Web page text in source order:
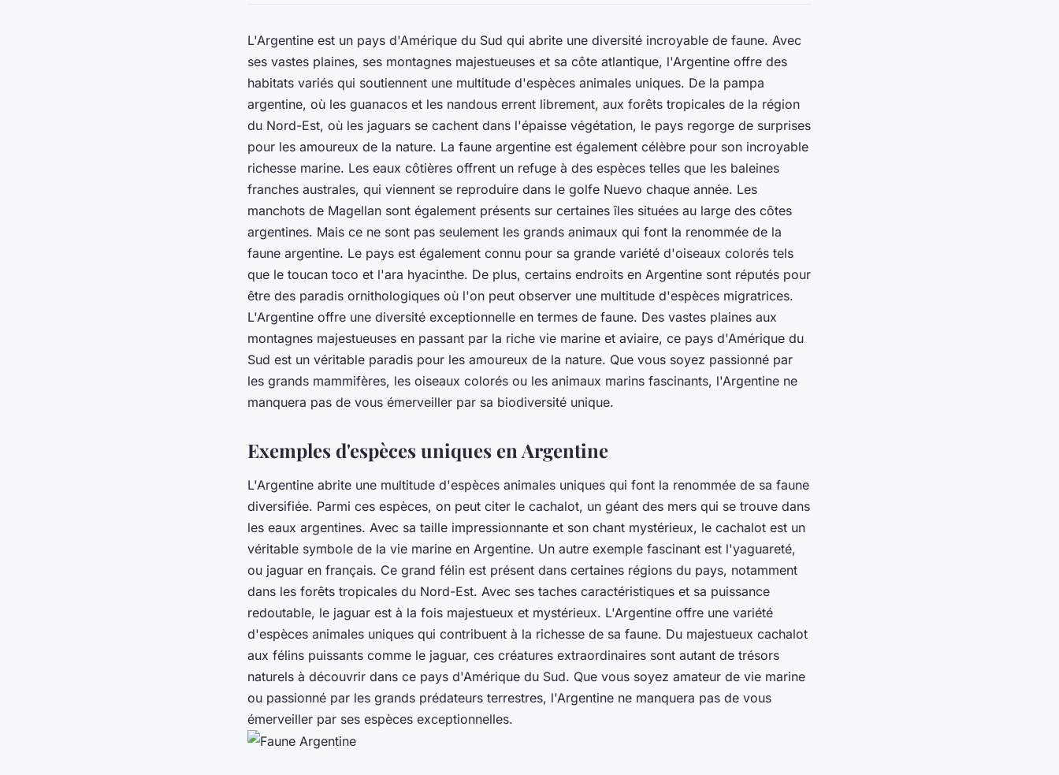
L'Argentine est un pays d'Amérique du Sud qui abrite une diversité incroyable de faune. Avec
ses vastes plaines, ses montagnes majestueuses et sa côte atlantique, l'Argentine offre des
habitats variés qui soutiennent une multitude d'espèces animales uniques. De la pampa
argentine, où les guanacos et les nandous errent librement, aux forêts tropicales de la région
du Nord-Est, où les jaguars se cachent dans l'épaisse végétation, le pays regorge de surprises
pour les amoureux de la nature. La faune argentine est également célèbre pour son incroyable
richesse marine. Les eaux côtières offrent un refuge à des espèces telles que les baleines
franches australes, qui viennent se reproduire dans le golfe Nuevo chaque année. Les
manchots de Magellan sont également présents sur certaines îles situées au large des côtes
argentines. Mais ce ne sont pas seulement les grands animaux qui font la renommée de la
faune argentine. Le pays est également connu pour sa grande variété d'oiseaux colorés tels
que le toucan toco et l'ara hyacinthe. De plus, certains endroits en Argentine sont réputés pour
être des paradis ornithologiques où l'on peut observer une multitude d'espèces migratrices.
L'Argentine offre une diversité exceptionnelle en termes de faune. Des vastes plaines aux
montagnes majestueuses en passant par la riche vie marine et aviaire, ce pays d'Amérique du
Sud est un véritable paradis pour les amoureux de la nature. Que vous soyez passionné par
les grands mammifères, les oiseaux colorés ou les animaux marins fascinants, l'Argentine ne
manquera pas de vous émerveiller par sa biodiversité unique.
Exemples d'espèces uniques en Argentine
L'Argentine abrite une multitude d'espèces animales uniques qui font la renommée de sa faune
diversifiée. Parmi ces espèces, on peut citer le cachalot, un géant des mers qui se trouve dans
les eaux argentines. Avec sa taille impressionnante et son chant mystérieux, le cachalot est un
véritable symbole de la vie marine en Argentine. Un autre exemple fascinant est l'yaguareté,
ou jaguar en français. Ce grand félin est présent dans certaines régions du pays, notamment
dans les forêts tropicales du Nord-Est. Avec ses taches caractéristiques et sa puissance
redoutable, le jaguar est à la fois majestueux et mystérieux. L'Argentine offre une variété
d'espèces animales uniques qui contribuent à la richesse de sa faune. Du majestueux cachalot
aux félins puissants comme le jaguar, ces créatures extraordinaires sont autant de trésors
naturels à découvrir dans ce pays d'Amérique du Sud. Que vous soyez amateur de vie marine
ou passionné par les grands prédateurs terrestres, l'Argentine ne manquera pas de vous
émerveiller par ses espèces exceptionnelles.